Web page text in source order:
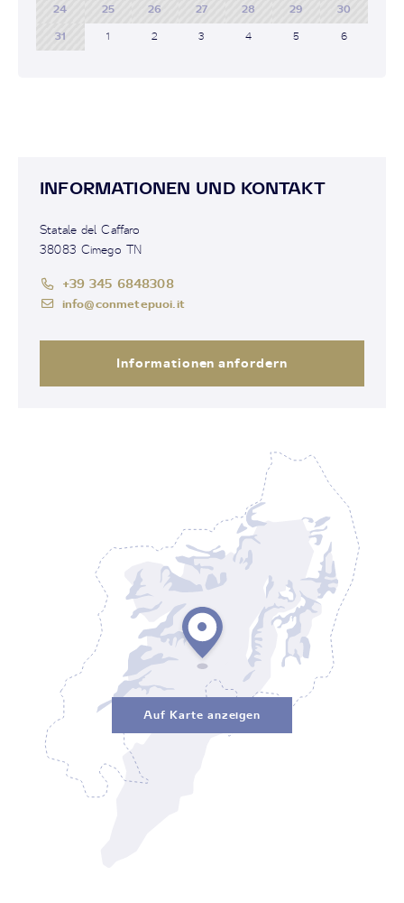
24 25 26 27 28 29 30
31 1 2 3 4 5 6
INFORMATIONEN UND KONTAKT
Statale del Caffaro
38083 Cimego TN
+39 345 6848308
info@conmetepuoi.it
Informationen anfordern
Auf Karte anzeigen